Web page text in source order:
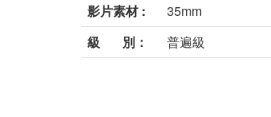
影片素材 :
35mm
級 別：
普遍級